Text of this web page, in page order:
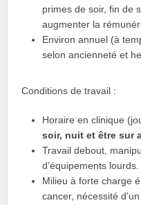
primes de soir, fin de
augmenter la
Environ annuel (à
selon ancienneté et
Conditions de travail :
Horaire en clinique
soir, nuit et être sur
Travail debout,
d’équipements lourds.
Milieu à forte charge
cancer, nécessité